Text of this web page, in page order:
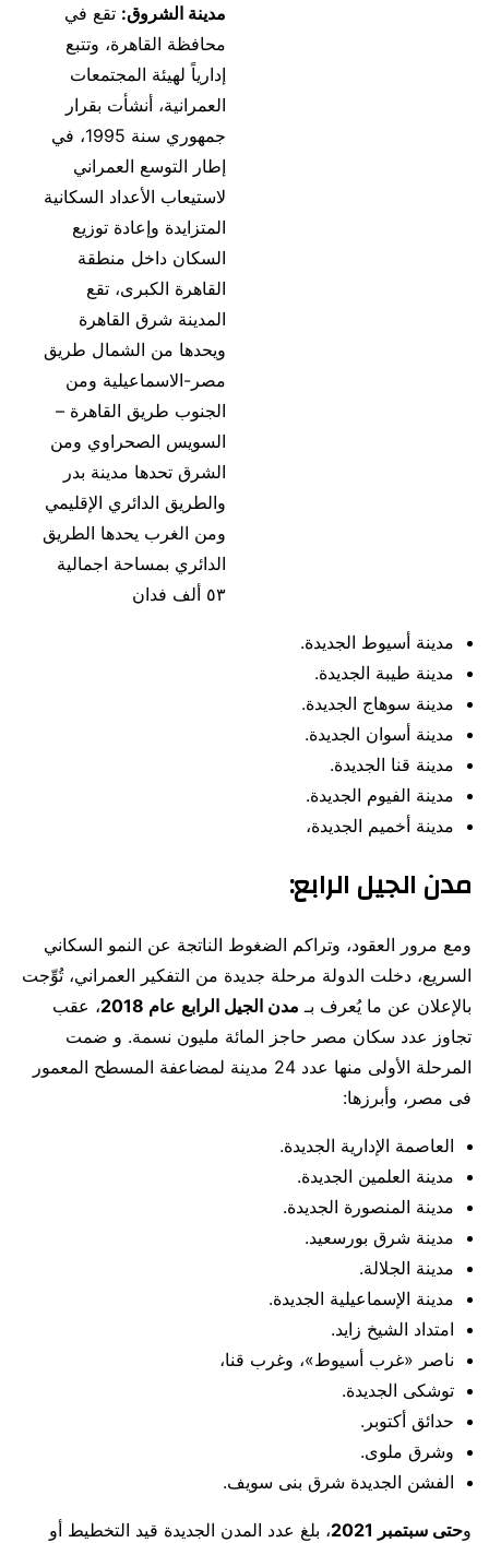
مدينة الشروق: تقع في
محافظة القاهرة، وتتبع
إدارياً لهيئة المجتمعات
العمرانية، أنشأت بقرار
جمهوري سنة 1995، في
إطار التوسع العمراني
لاستيعاب الأعداد السكانية
المتزايدة وإعادة توزيع
السكان داخل منطقة
القاهرة الكبرى، تقع
المدينة شرق القاهرة
ويحدها من الشمال طريق
مصر-الاسماعيلية ومن
الجنوب طريق القاهرة –
السويس الصحراوي ومن
الشرق تحدها مدينة بدر
والطريق الدائري الإقليمي
ومن الغرب يحدها الطريق
الدائري بمساحة اجمالية
٥٣ ألف فدان
مدينة أسيوط الجديدة.
مدينة طيبة الجديدة.
مدينة سوهاج الجديدة.
مدينة أسوان الجديدة.
مدينة قنا الجديدة.
مدينة الفيوم الجديدة.
مدينة أخميم الجديدة،
مدن الجيل الرابع:
ومع مرور العقود، وتراكم الضغوط الناتجة عن النمو السكاني
السريع، دخلت الدولة مرحلة جديدة من التفكير العمراني، تُوِّجت
بالإعلان عن ما يُعرف بـ مدن الجيل الرابع عام 2018
، عقب
تجاوز عدد سكان مصر حاجز المائة مليون نسمة. و ضمت
المرحلة الأولى منها عدد 24 مدينة لمضاعفة المسطح المعمور
فى مصر، وأبرزها:
العاصمة الإدارية الجديدة.
مدينة العلمين الجديدة.
مدينة المنصورة الجديدة.
مدينة شرق بورسعيد.
مدينة الجلالة.
مدينة الإسماعيلية الجديدة.
امتداد الشيخ زايد.
ناصر «غرب أسيوط»، وغرب قنا،
توشكى الجديدة.
حدائق أكتوبر.
وشرق ملوى.
الفشن الجديدة شرق بنى سويف.
وحتى سبتمبر 2021
، بلغ عدد المدن الجديدة قيد التخطيط أو